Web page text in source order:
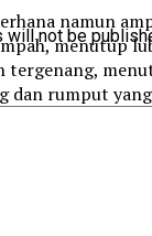
namun
menutup
tergenang,
dan rumput
lembap dan
nyamuk
will not be